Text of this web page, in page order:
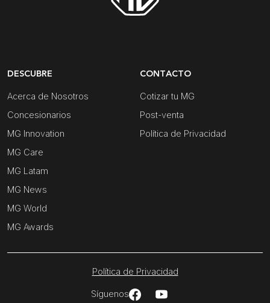
DESCUBRE
Acerca de Nosotros
Concesionarios
MG Innovation
MG Care
MG Latam
MG News
MG World
MG Awards
CONTACTO
Cotizar tu MG
Post-venta
Política de Privacidad
Política de Privacidad
Síguenos